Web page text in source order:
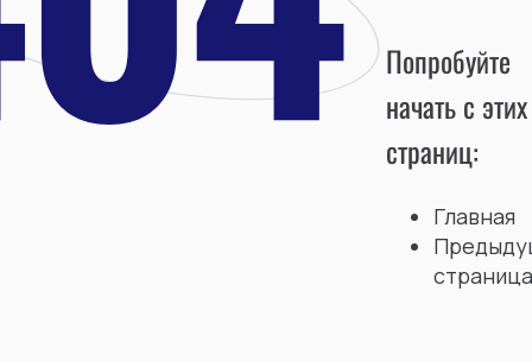
Попробуйте
начать с этих
страниц:
Главная
страница